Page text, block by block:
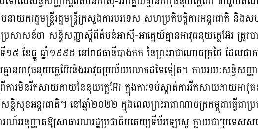
ករដ្ឋមន្ត្រីរដ្ឋមន្ត្រីក្រសួងការបរទេស សហប្រតិបត្តិការអន្តរជាតិ និង
សាសន៍ថា សន្ធិសញ្ញាស្តីពីតំបន់អាស៊ី-អាគ្នេយ៍គ្មានអាវុធនុយក្លេអ៊ែរ ត្រូ
ខែធ្នូ ឆ្នាំ១៩៩៥ នៅរាជធានីបាងកក នៃព្រះរាជាណាចក្រថៃ ដែលជាការប្ត
ានអាវុធនុយក្លេអ៊ែរនិងអាវុធប្រល័យលោកដទៃទៀត។ តាមរយៈសន្ធិសញ្ញា
ារមិនរីកសាយភាយនៃនុយក្លេអ៊ែរ ក្នុងការទប់ស្កាត់ការរីកសាយភាយអាវុធ
សុខអន្តរជាតិ។ នៅឆ្នាំ២០២២ ក្នុងពេលព្រះរាជាណាចក្រកម្ពុជាធ្វើជា
អនុញ្ញាតឱ្យសាធារណរដ្ឋប្រជាធិបតេយ្យទីម័រឡេស្តេ ក្លាយជាប្រទេ